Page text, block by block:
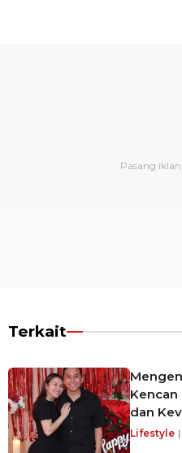
Terkait
Kencan
dan
Lifestyle